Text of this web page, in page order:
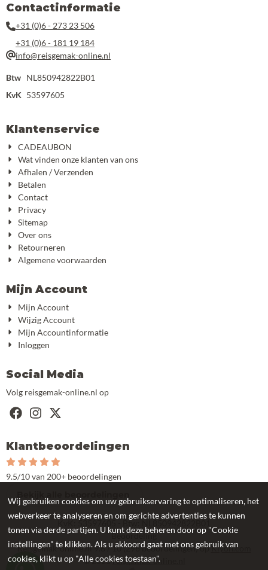
Contactinformatie
+31 (0)6 - 273 23 506
+31 (0)6 - 181 19 184
info@reisgemak-online.nl
Btw NL850942822B01
KvK 53597605
Klantenservice
CADEAUBON
Wat vinden onze klanten van ons
Afhalen / Verzenden
Betalen
Contact
Privacy
Sitemap
Over ons
Retourneren
Algemene voorwaarden
Mijn Account
Mijn Account
Wijzig Account
Mijn Accountinformatie
Inloggen
Social Media
Volg reisgemak-online.nl op
Klantbeoordelingen
9.5/10 van 200+ beoordelingen
KvK: 53597605 - Btw: NL850942822B01
Beoordeling
Reisgemak-online.nl 9.6/10(296beoordelingen) opKiyoh.com
©2026reisgemak-online.nl
Wij gebruiken cookies om uw gebruikservaring te optimaliseren, het
webverkeer te analyseren en om gerichte advertenties te kunnen
tonen via derde partijen. U kunt deze beheren door op "Cookie
instellingen" te klikken. Als u akkoord gaat met ons gebruik van
cookies, klikt u op "Alle cookies toestaan".